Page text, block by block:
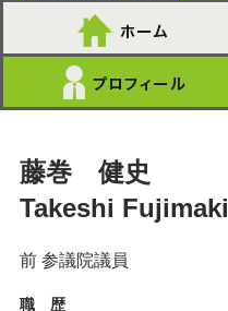
藤巻 健史
Takeshi Fujimaki
前 参議院議員
職 歴